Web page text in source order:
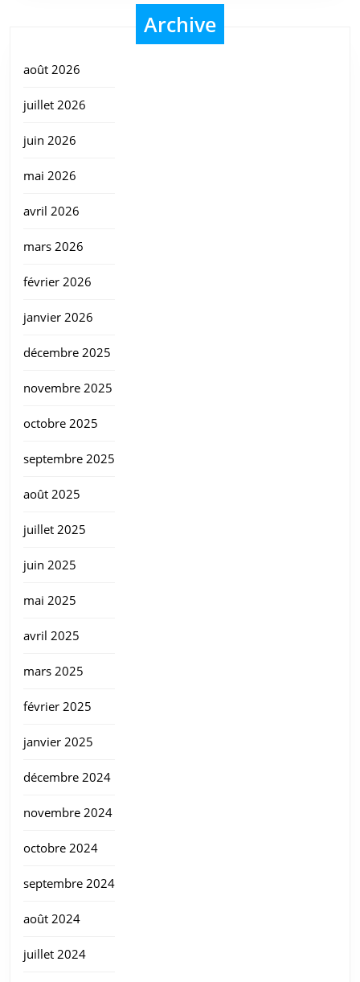
Archive
août 2026
juillet 2026
juin 2026
mai 2026
avril 2026
mars 2026
février 2026
janvier 2026
décembre 2025
novembre 2025
octobre 2025
septembre 2025
août 2025
juillet 2025
juin 2025
mai 2025
avril 2025
mars 2025
février 2025
janvier 2025
décembre 2024
novembre 2024
octobre 2024
septembre 2024
août 2024
juillet 2024